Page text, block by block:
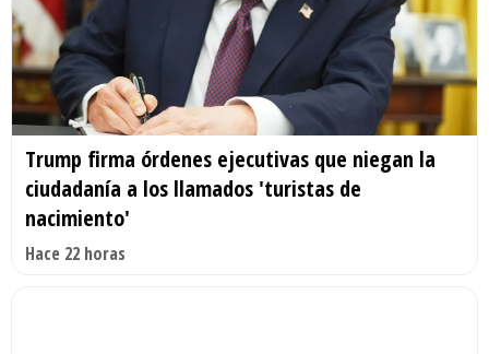
Trump firma órdenes ejecutivas que niegan la
ciudadanía a los llamados 'turistas de
nacimiento'
Hace 22 horas